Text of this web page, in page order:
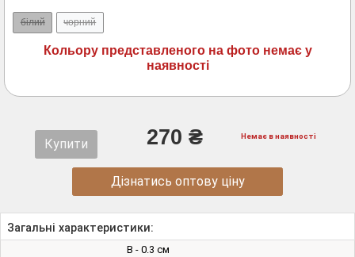
білий чорний
Кольору представленого на фото немає у
наявності
Купити 270 ₴ Немає в наявності
Дізнатись оптову ціну
Загальні характеристики:
В - 0.3 см